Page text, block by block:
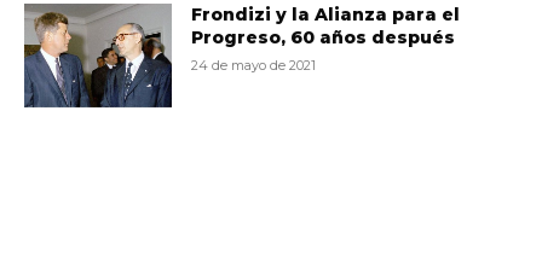
Frondizi y la Alianza para el
Progreso, 60 años después
24 de mayo de 2021